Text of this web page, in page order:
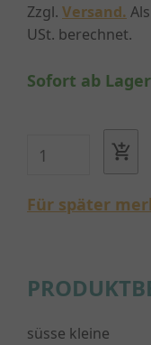
Zzgl. Versand.
USt. berechnet.
Sofort ab Lager
Für später
süsse kleine